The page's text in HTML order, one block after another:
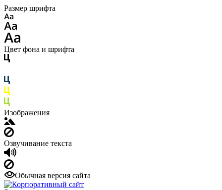
Размер шрифта
Цвет фона и шрифта
Изображения
Озвучивание текста
Обычная версия сайта